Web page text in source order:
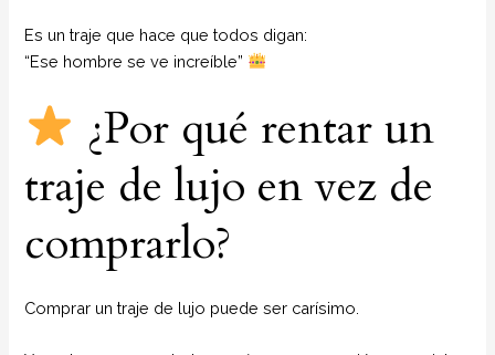
Es un traje que hace que todos digan:
“Ese hombre se ve increíble”
¿Por qué rentar un
traje de lujo en vez de
comprarlo?
Comprar un traje de lujo puede ser carísimo.